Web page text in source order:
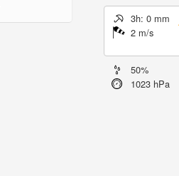
3h: 0 mm
2 m/s
50%
1023 hPa